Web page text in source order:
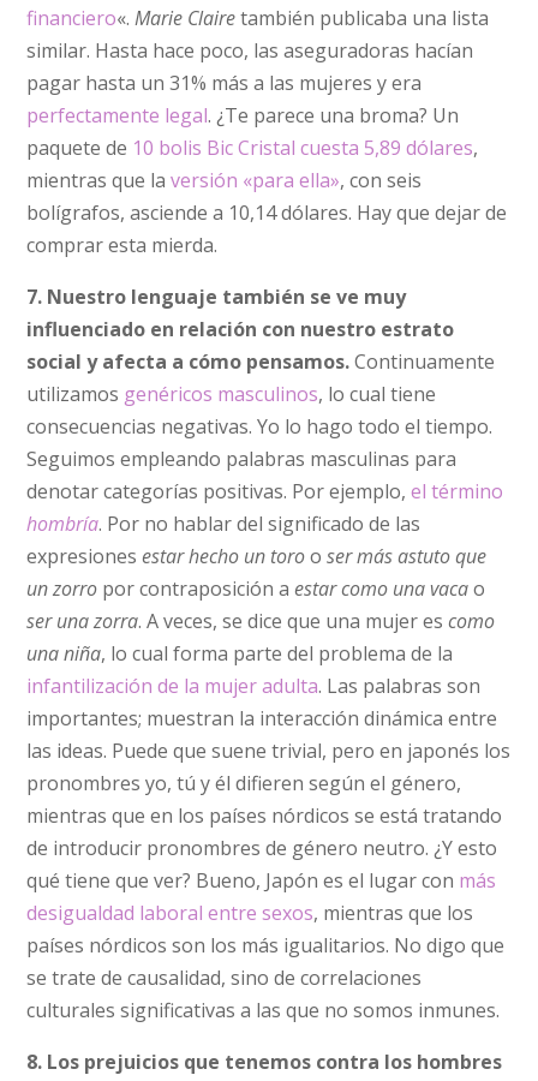
financiero«.Marie Clairetambién publicaba una lista
similar. Hasta hace poco, las aseguradoras hacían
pagar hasta un 31% más a las mujeres y era
perfectamente legal. ¿Te parece una broma? Un
paquete de 10 bolis Bic Cristal cuesta 5,89 dólares,
mientras que laversión «para ella», con seis
bolígrafos, asciende a 10,14 dólares. Hay que dejar de
comprar esta mierda.
7. Nuestro lenguaje también se ve muy
influenciado en relación con nuestro estrato
social y afecta a cómo pensamos.Continuamente
utilizamos genéricos masculinos, lo cual tiene
consecuencias negativas. Yo lo hago todo el tiempo.
Seguimos empleando palabras masculinas para
denotar categorías positivas. Por ejemplo,el término
hombría. Por no hablar del significado de las
expresionesestar hecho un torooser más astuto que
un zorro por contraposición aestar como una vacao
ser una zorra. A veces, se dice que una mujer escomo
una niña, lo cual forma parte del problema de la
infantilización de la mujer adulta. Las palabras son
importantes; muestran la interacción dinámica entre
las ideas. Puede que suene trivial, pero en japonés los
pronombres yo, tú y él difieren según el género,
mientras que en los países nórdicos se está tratando
de introducir pronombres de género neutro. ¿Y esto
qué tiene que ver? Bueno, Japón es el lugar con más
desigualdad laboral entre sexos, mientras que los
países nórdicos son los más igualitarios. No digo que
se trate de causalidad, sino de correlaciones
culturales significativas a las que no somos inmunes.
8. Los prejuicios que tenemos contra los hombres